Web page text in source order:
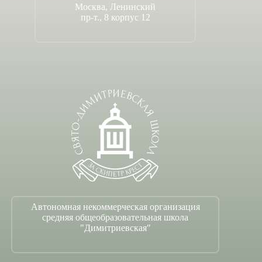
Москва, Ленинский
пр-т., 8 корпус 12
Автономная некоммерческая организация
средняя общеобразовательная школа
"Димитриевская"